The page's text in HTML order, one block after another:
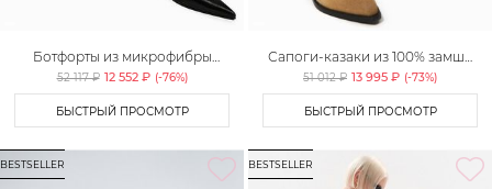
Ботфорты из микрофибры
Lera Nena Unreal
52 117 ₽ 12 552 ₽ (-76%)
БЫСТРЫЙ ПРОСМОТР
Сапоги-казаки из 100% замши
Lera Nena
51 012 ₽ 13 995 ₽ (-73%)
БЫСТРЫЙ ПРОСМОТР
BESTSELLER BESTSELLER